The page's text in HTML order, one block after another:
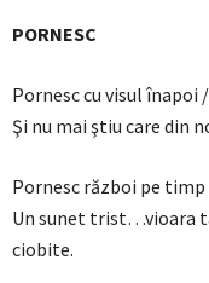
PORNESC
Pornesc cu visul
Şi nu mai ştiu care din
Pornesc război pe
Un sunet trist…vioara
ciobite.